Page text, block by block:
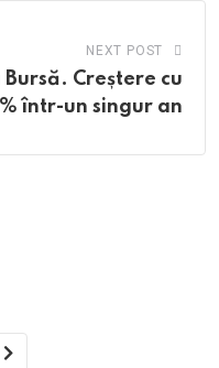
NEXT POST
Creștere cu
într-un singur an